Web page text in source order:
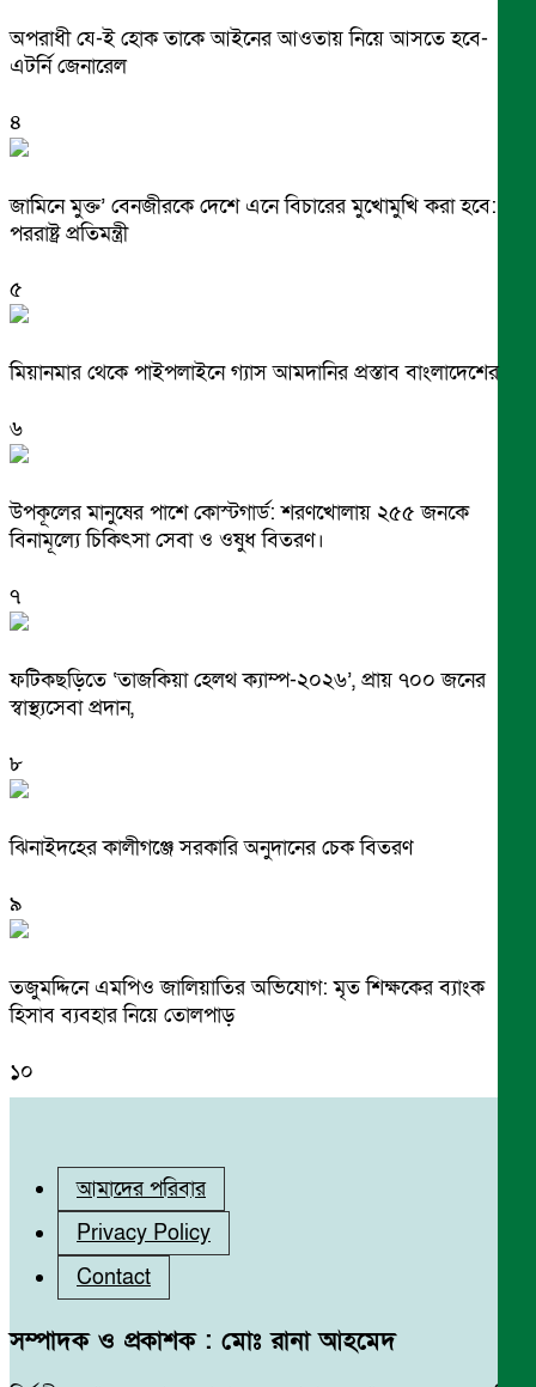
অপরাধী যে-ই হোক তাকে আইনের আওতায় নিয়ে আসতে হবে-
এটর্নি জেনারেল
৪
জামিনে মুক্ত’ বেনজীরকে দেশে এনে বিচারের মুখোমুখি করা হবে:
পররাষ্ট্র প্রতিমন্ত্রী
৫
মিয়ানমার থেকে পাইপলাইনে গ্যাস আমদানির প্রস্তাব বাংলাদেশের
৬
উপকূলের মানুষের পাশে কোস্টগার্ড: শরণখোলায় ২৫৫ জনকে
বিনামূল্যে চিকিৎসা সেবা ও ওষুধ বিতরণ।
৭
ফটিকছড়িতে ‘তাজকিয়া হেলথ ক্যাম্প-২০২৬’, প্রায় ৭০০ জনের
স্বাস্থ্যসেবা প্রদান,
৮
ঝিনাইদহের কালীগঞ্জে সরকারি অনুদানের চেক বিতরণ
৯
তজুমদ্দিনে এমপিও জালিয়াতির অভিযোগ: মৃত শিক্ষকের ব্যাংক
হিসাব ব্যবহার নিয়ে তোলপাড়
১০
আমাদের পরিবার
Privacy Policy
Contact
সম্পাদক ও প্রকাশক : মোঃ রানা আহমেদ